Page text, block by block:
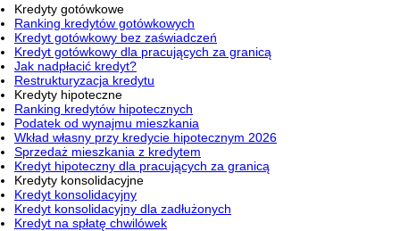
Kredyty gotówkowe
Ranking kredytów gotówkowych
Kredyt gotówkowy bez zaświadczeń
Kredyt gotówkowy dla pracujących za granicą
Jak nadpłacić kredyt?
Restrukturyzacja kredytu
Kredyty hipoteczne
Ranking kredytów hipotecznych
Podatek od wynajmu mieszkania
Wkład własny przy kredycie hipotecznym 2026
Sprzedaż mieszkania z kredytem
Kredyt hipoteczny dla pracujących za granicą
Kredyty konsolidacyjne
Kredyt konsolidacyjny
Kredyt konsolidacyjny dla zadłużonych
Kredyt na spłatę chwilówek